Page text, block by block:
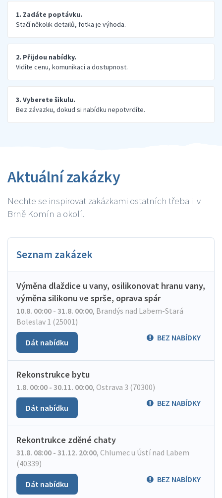
1. Zadáte poptávku.
Stačí několik detailů, fotka je výhoda.
2. Přijdou nabídky.
Vidíte cenu, komunikaci a dostupnost.
3. Vyberete šikulu.
Bez závazku, dokud si nabídku nepotvrdíte.
Aktuální zakázky
Nechte se inspirovat zakázkami ostatních třeba i v
Brně Komín a okolí.
Seznam zakázek
Výměna dlaždice u vany, osilikonovat hranu vany,
výměna silikonu ve sprše, oprava spár
10.8. 00:00 - 31.8. 00:00, Brandýs nad Labem-Stará
Boleslav 1 (25001)
BEZ NABÍDKY
Dát nabídku
Rekonstrukce bytu
1.8. 00:00 - 30.11. 00:00, Ostrava 3 (70300)
BEZ NABÍDKY
Dát nabídku
Rekontrukce zděné chaty
31.8. 08:00 - 31.12. 20:00, Chlumec u Ústí nad Labem
(40339)
BEZ NABÍDKY
Dát nabídku